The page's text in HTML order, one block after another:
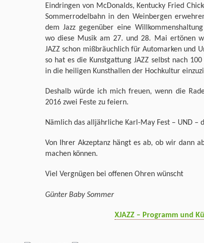
Eindringen von McDonalds, Kentucky Fried
Sommerrodelbahn in den Weinbergen
dem Jazz gegenüber eine
wo diese Musik am 27. und 28. Mai ertönen
JAZZ schon mißbräuchlich für Automarken und
so hat es die Kunstgattung JAZZ selbst nach
in die heiligen Kunsthallen der Hochkultur
Deshalb würde ich mich freuen, wenn die
2016 zwei Feste zu feiern.
Nämlich das alljährliche Karl-May Fest – UND –
Von Ihrer Akzeptanz hängt es ab, ob wir dann
machen können.
Viel Vergnügen bei offenen Ohren wünscht
Günter Baby Sommer
XJAZZ – Programm und